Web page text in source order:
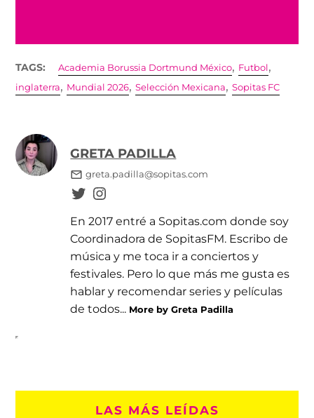
TAGS: Academia Borussia Dortmund México, Futbol,
inglaterra, Mundial 2026,Selección Mexicana,Sopitas FC
GRETA PADILLA
greta.padilla@sopitas.com
En 2017 entré a Sopitas.com donde soy
Coordinadora de SopitasFM. Escribo de
música y me toca ir a conciertos y
festivales. Pero lo que más me gusta es
hablar y recomendar series y películas
de todos... More by Greta Padilla
LAS MÁS LEÍDAS